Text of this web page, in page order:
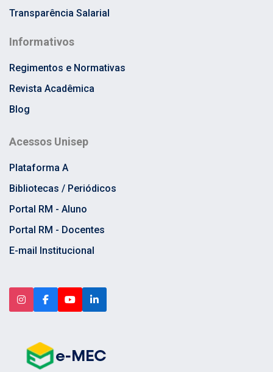
Transparência Salarial
Informativos
Regimentos e Normativas
Revista Acadêmica
Blog
Acessos Unisep
Plataforma A
Bibliotecas / Periódicos
Portal RM - Aluno
Portal RM - Docentes
E-mail Institucional